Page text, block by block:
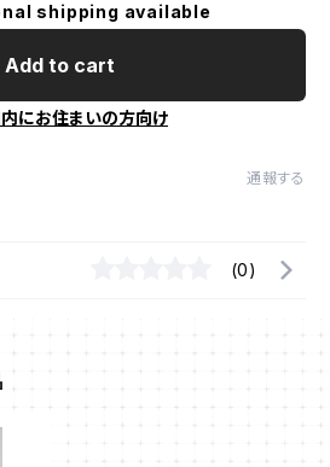
shipping available
Add to cart
にお住まいの方向け
通報する
(0)